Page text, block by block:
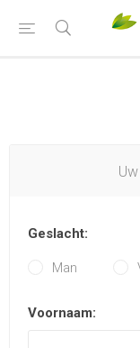
Geslacht:
Man
Voornaam: